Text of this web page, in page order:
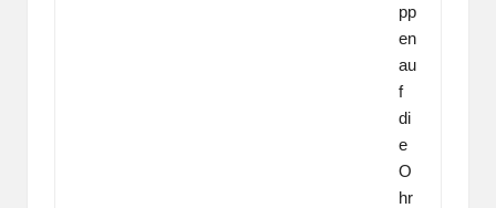
pp
en
au
f
di
e
O
hr